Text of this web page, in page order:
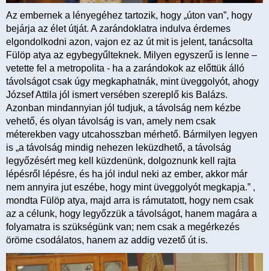
Az embernek a lényegéhez tartozik, hogy „úton van”, hogy
bejárja az élet útját. A zarándoklatra indulva érdemes
elgondolkodni azon, vajon ez az út mit is jelent, tanácsolta
Fülöp atya az egybegyűlteknek. Milyen egyszerű is lenne –
vetette fel a metropolita - ha a zarándokok az előttük álló
távolságot csak úgy megkaphatnák, mint üveggolyót, ahogy
József Attila jól ismert versében szereplő kis Balázs.
Azonban mindannyian jól tudjuk, a távolság nem kézbe
vehető, és olyan távolság is van, amely nem csak
méterekben vagy utcahosszban mérhető. Bármilyen legyen
is „a távolság mindig nehezen leküzdhető, a távolság
legyőzésért meg kell küzdenünk, dolgoznunk kell rajta
lépésről lépésre, és ha jól indul neki az ember, akkor már
nem annyira jut eszébe, hogy mint üveggolyót megkapja.” ,
mondta Fülöp atya, majd arra is rámutatott, hogy nem csak
az a célunk, hogy legyőzzük a távolságot, hanem magára a
folyamatra is szükségünk van; nem csak a megérkezés
öröme csodálatos, hanem az addig vezető út is.